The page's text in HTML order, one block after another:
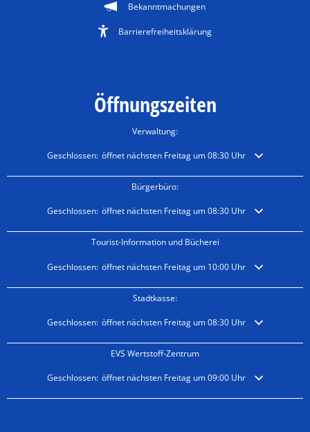
Bekanntmachungen
Barrierefreiheitsklärung
Öffnungszeiten
Verwaltung:
Klicken, um weitere Öffnungs- oder Schließzeiten auszublenden
Geschlossen: öffnet nächsten Freitag um 08:30 Uhr
Bürgerbüro:
Klicken, um weitere Öffnungs- oder Schließzeiten auszublenden
Geschlossen: öffnet nächsten Freitag um 08:30 Uhr
Tourist-Information und Bücherei
Klicken, um weitere Öffnungs- oder Schließzeiten auszublenden
Geschlossen: öffnet nächsten Freitag um 10:00 Uhr
Stadtkasse:
Klicken, um weitere Öffnungs- oder Schließzeiten auszublenden
Geschlossen: öffnet nächsten Freitag um 08:30 Uhr
EVS Wertstoff-Zentrum
Klicken, um weitere Öffnungs- oder Schließzeiten auszublenden
Geschlossen: öffnet nächsten Freitag um 09:00 Uhr